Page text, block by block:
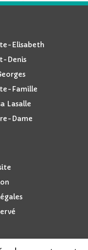
Elisabeth
Denis
Famille
Lasalle
Dame